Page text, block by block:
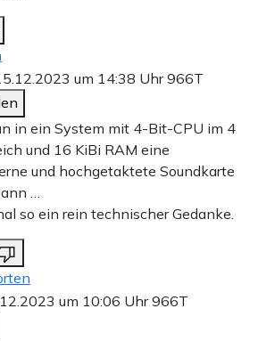
um 14:38 Uhr966T
in ein System mit 4-Bit-CPU im 4
und 16 KiBi RAM eine
und hochgetaktete Soundkarte
…
so ein rein technischer Gedanke.
um 10:06 Uhr966T